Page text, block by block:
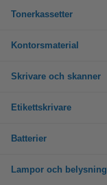
Tonerkassetter
Kontorsmaterial
Skrivare och skanner
Etikettskrivare
Batterier
Lampor och belysning